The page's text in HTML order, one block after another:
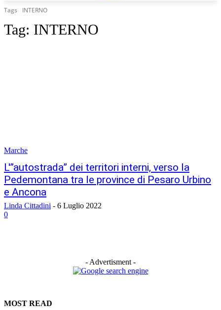
Tags INTERNO
Tag: INTERNO
Marche
L'”autostrada” dei territori interni, verso la
Pedemontana tra le province di Pesaro Urbino
e Ancona
Linda Cittadini - 6 Luglio 2022
0
- Advertisment -
MOST READ